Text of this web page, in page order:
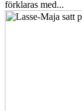
förklaras med...